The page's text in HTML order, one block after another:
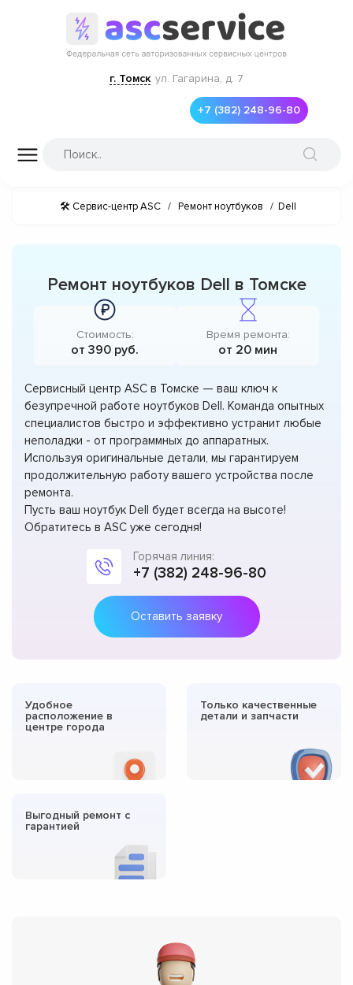
г. Томск ул. Гагарина, д. 7
+7 (382) 248-96-80
🛠 Сервис-центр ASC / Ремонт ноутбуков / Dell
Ремонт ноутбуков Dell в Томске
Стоимость:
от 390 руб.
Время ремонта:
от 20 мин
Сервисный центр ASC в Томске — ваш ключ к
безупречной работе ноутбуков Dell. Команда опытных
специалистов быстро и эффективно устранит любые
неполадки - от программных до аппаратных.
Используя оригинальные детали, мы гарантируем
продолжительную работу вашего устройства после
ремонта.
Пусть ваш ноутбук Dell будет всегда на высоте!
Обратитесь в ASC уже сегодня!
Горячая линия:
+7 (382) 248-96-80
Оставить заявку
Удобное
расположение в
центре города
Только качественные
детали и запчасти
Выгодный ремонт с
гарантией